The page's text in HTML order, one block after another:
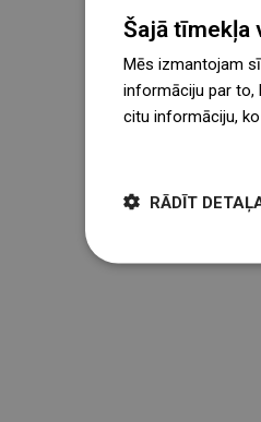
Šajā tīmekļa
Mēs izmantojam
informāciju par to,
citu informāciju,
RĀDĪT